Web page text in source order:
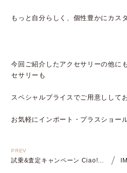
もっと自分らしく、個性豊かにカス
今回ご紹介したアクセサリーの他に
セサリーも
スペシャルプライスでご用意しして
お気軽にインポート・プラスショー